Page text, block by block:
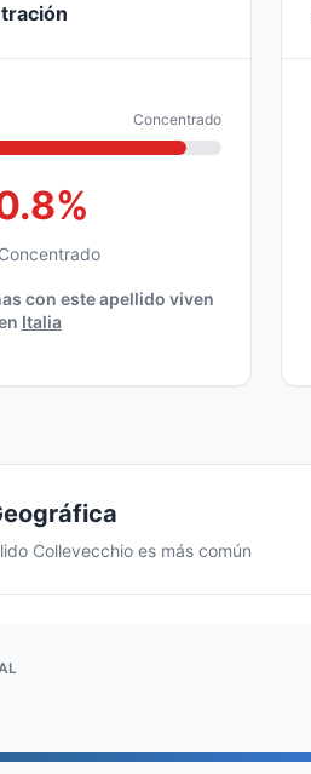
Concentrado
con este apellido viven
Italia
Collevecchio es más común